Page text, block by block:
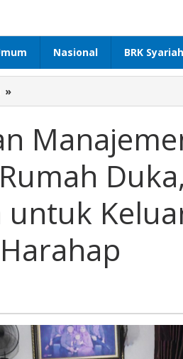
Nasional BRK Syariah
»
dan
BRK
Syariah
Kunjungi
Rumah
Serahkan
Santunan
untuk
Keluarga
Harahap
untuk